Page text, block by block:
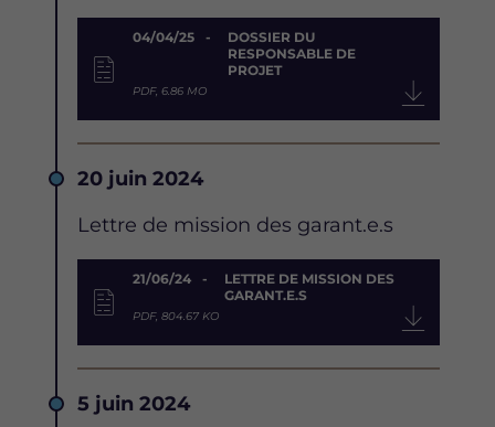
Document
04/04/25
DOSSIER DU
RESPONSABLE DE
PROJET
PDF, 6.86 MO
Date
20 juin 2024
Description
Lettre de mission des garant.e.s
Document
21/06/24
LETTRE DE MISSION DES
GARANT.E.S
PDF, 804.67 KO
Date
5 juin 2024